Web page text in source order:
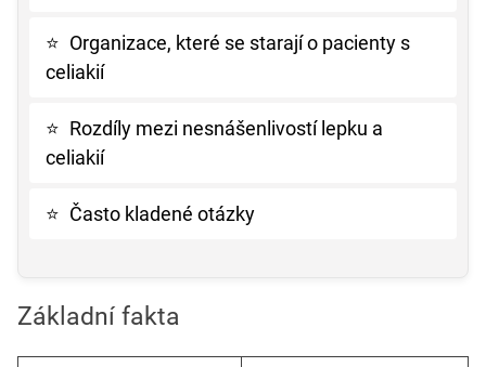
⭐ Organizace, které se starají o pacienty s
celiakií
⭐ Rozdíly mezi nesnášenlivostí lepku a
celiakií
⭐ Často kladené otázky
Základní fakta